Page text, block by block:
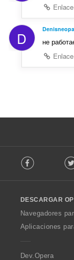
Enlace
D
не
Enlace
o
w
O
p
a
Facebook
DESCARGAR
Navegadores
Aplicaciones
Dev.Opera